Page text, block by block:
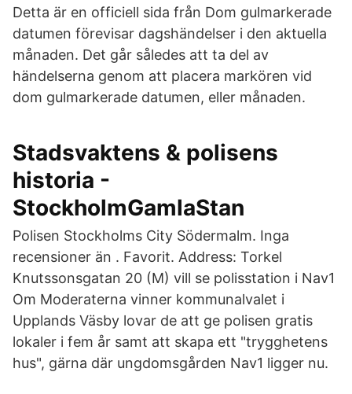
Detta är en officiell sida från Dom gulmarkerade
datumen förevisar dagshändelser i den aktuella
månaden. Det går således att ta del av
händelserna genom att placera markören vid
dom gulmarkerade datumen, eller månaden.
Stadsvaktens & polisens
historia -
StockholmGamlaStan
Polisen Stockholms City Södermalm. Inga
recensioner än . Favorit. Address: Torkel
Knutssonsgatan 20 (M) vill se polisstation i Nav1
Om Moderaterna vinner kommunalvalet i
Upplands Väsby lovar de att ge polisen gratis
lokaler i fem år samt att skapa ett "trygghetens
hus", gärna där ungdomsgården Nav1 ligger nu.